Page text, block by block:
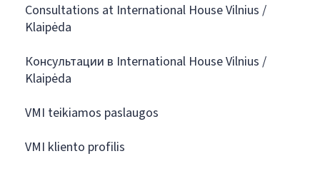
Consultations at International House Vilnius /
Klaipėda
Консультации в International House Vilnius /
Klaipėda
VMI teikiamos paslaugos
VMI kliento profilis